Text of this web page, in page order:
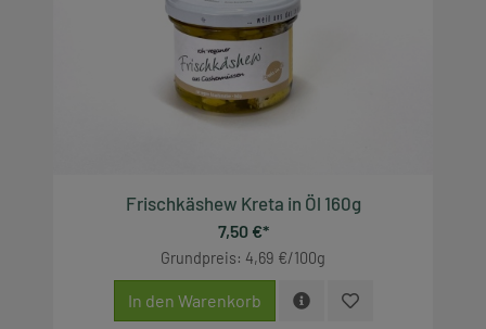
Frischkäshew Kreta in Öl 160g
7,50 €*
Grundpreis: 4,69 €/100g
In den Warenkorb